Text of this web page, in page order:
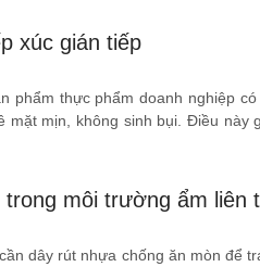
xúc gián tiếp
phẩm thực phẩm doanh nghiệp có
mặt mịn, không sinh bụi. Điều này
môi trường ẩm liên
dây rút nhựa chống ăn mòn để